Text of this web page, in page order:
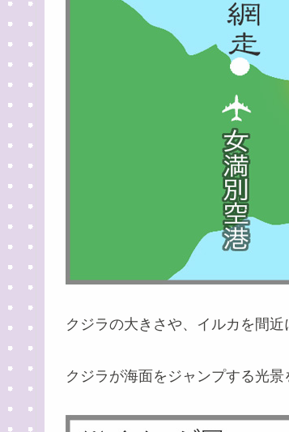
クジラの大きさや、イルカを間
クジラが海面をジャンプする光景